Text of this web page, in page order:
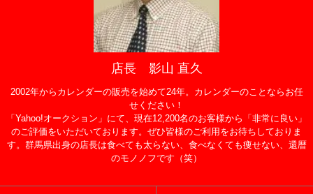
店長 影山 直久
2002年からカレンダーの販売を始めて24年。カレンダーのことならお任
せください！
「Yahoo!オークション」にて、現在12,200名のお客様から「非常に良い」
のご評価をいただいております。ぜひ皆様のご利用をお待ちしておりま
す。群馬県出身の店長は食べても太らない、食べなくても痩せない、還暦
のモノノフです（笑）